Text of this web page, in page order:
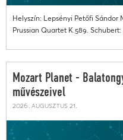
Helyszín: Lepsényi Petőfi Sándor
Prussian Quartet K.589.
Mozart Planet -
művészeivel
2026. augusztus 21.